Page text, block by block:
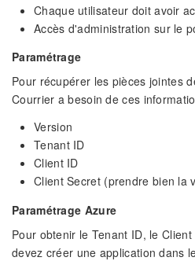
Chaque utilisateur doit avoir
Accès d'administration sur le
Paramétrage
Pour récupérer les pièces jointes
Courrier a besoin de ces
Version
Tenant ID
Client ID
Client Secret (prendre bien la
Paramétrage Azure
Pour obtenir le Tenant ID, le
devez créer une application dans